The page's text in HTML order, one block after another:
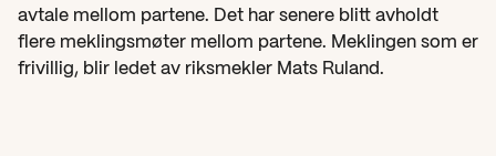
avtale mellom partene. Det har senere blitt avholdt
flere meklingsmøter mellom partene. Meklingen som er
frivillig, blir ledet av riksmekler Mats Ruland.